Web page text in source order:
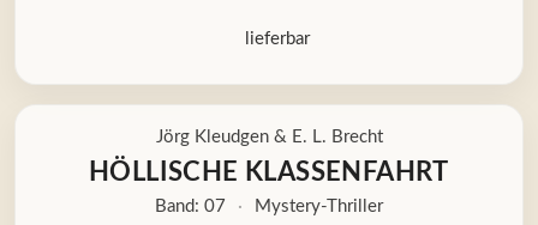
lieferbar
Jörg Kleudgen & E. L. Brecht
HÖLLISCHE KLASSENFAHRT
Band: 07 ·
Mystery-Thriller